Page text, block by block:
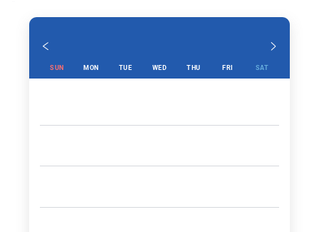
SUN MON TUE WED THU FRI SAT